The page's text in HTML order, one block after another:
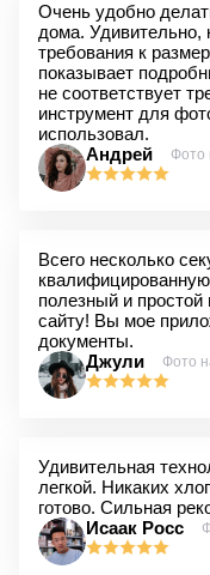
Очень удобно
дома. Удивительно,
требования к
показывает
не соответствует
инструмент для
использовал.
Андрей
Фото
Всего несколько
полезный и простой
сайту! Вы мое
документы.
Джули
Фото
Удивительная
легкой. Никаких
готово. Сильная
Исаак Росс